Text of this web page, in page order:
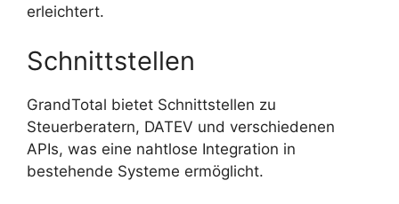
erleichtert.
Schnittstellen
GrandTotal bietet Schnittstellen zu
Steuerberatern, DATEV und verschiedenen
APIs, was eine nahtlose Integration in
bestehende Systeme ermöglicht.